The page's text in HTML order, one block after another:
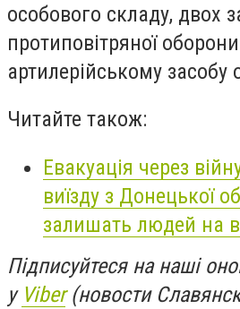
особового складу, двох
протиповітряної
артилерійському засобу
Читайте також:
Евакуація через
виїзду з Донецької
залишать людей на
Підписуйтеся на наші
у Viber(новости